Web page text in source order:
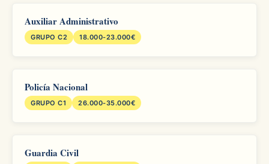
Auxiliar Administrativo
GRUPO C2 18.000-23.000€
Policía Nacional
GRUPO C1 26.000-35.000€
Guardia Civil